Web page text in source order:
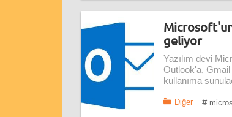
geliyor
Yazılım devi
Outlook'a, Gmail
kullanıma
Diğer #